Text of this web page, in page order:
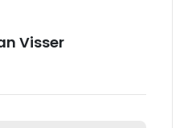
Visser